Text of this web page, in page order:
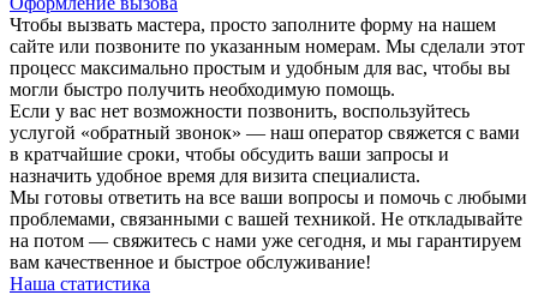
Чтобы вызвать мастера, просто заполните форму на нашем
сайте или позвоните по указанным номерам. Мы сделали этот
процесс максимально простым и удобным для вас, чтобы вы
могли быстро получить необходимую помощь.
Если у вас нет возможности позвонить, воспользуйтесь
услугой «обратный звонок» — наш оператор свяжется с вами
в кратчайшие сроки, чтобы обсудить ваши запросы и
назначить удобное время для визита специалиста.
Мы готовы ответить на все ваши вопросы и помочь с любыми
проблемами, связанными с вашей техникой. Не откладывайте
на потом — свяжитесь с нами уже сегодня, и мы гарантируем
вам качественное и быстрое обслуживание!
Наша статистика